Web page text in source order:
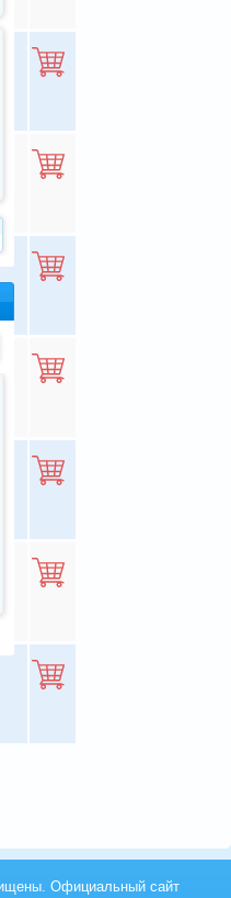
Официальный сайт